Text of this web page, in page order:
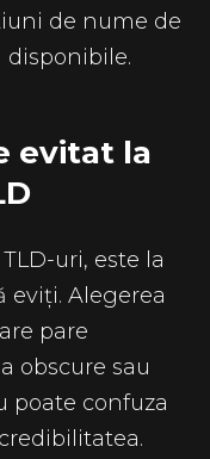
de nume de
evitat la
uri, este la
eviți. Alegerea
pare
obscure sau
poate confuza